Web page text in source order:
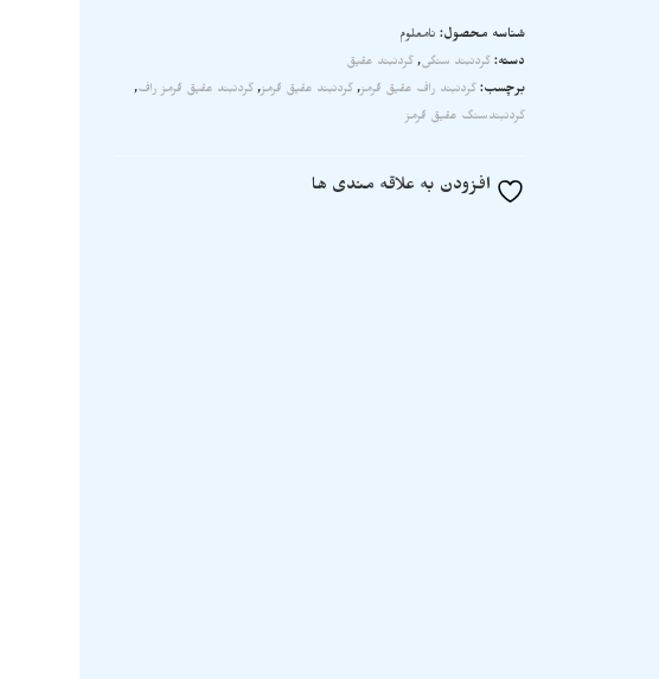
شناسه محصول: نامعلوم
دسته: گردنبند سنگی, گردنبند عقیق
برچسب: گردنبند راف عقیق قرمز, گردنبند عقیق قرمز, گردنبند عقیق قرمز راف,
گردنبندسنگ عقیق قرمز
افزودن به علاقه مندی ها